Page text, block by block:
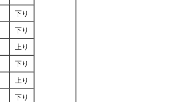
下り
下り
上り
下り
上り
下り